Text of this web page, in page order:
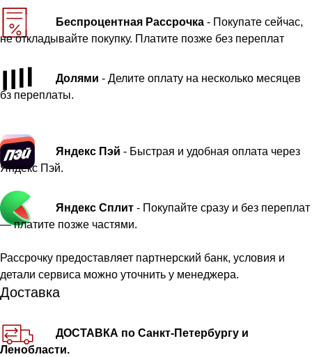
Беспроцентная Рассрочка - Покупате сейчас,
не откладывайте покупку. Платите позже без переплат
Долями - Делите оплату на несколько месяцев
бз переплаты.
Яндекс Пэй - Быстрая и удобная оплата через
Яндекс Пэй.
Яндекс Сплит - Покупайте сразу и без переплат
— платите позже частями.
Рассрочку предоставляет партнерский банк, условия и
детали сервиса можно уточнить у менеджера.
Доставка
ДОСТАВКА по Санкт-Петербургу и
Ленобласти.